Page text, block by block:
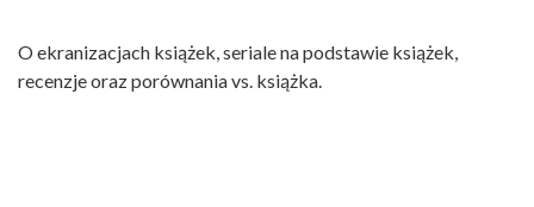
O ekranizacjach książek, seriale na podstawie książek,
recenzje oraz porównania vs. książka.